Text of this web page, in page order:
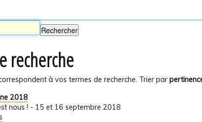
recherche
à vos termes de recherche. Trier par
2018
nous ! - 15 et 16 septembre 2018